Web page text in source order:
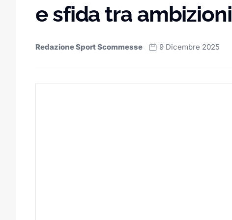
e sfida tra ambizioni
Redazione Sport Scommesse 9 Dicembre 2025